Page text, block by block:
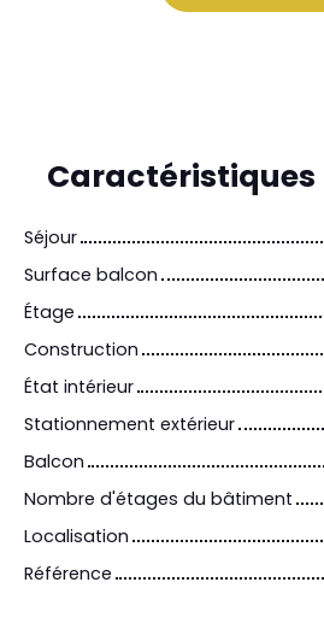
Caractéristiques
Séjour
Surface balcon
Étage
Construction
État intérieur
Stationnement extérieur
Balcon
Nombre d'étages du bâtiment
Localisation
Référence